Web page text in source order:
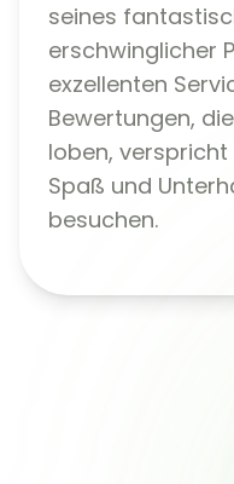
seines
erschwinglicher
exzellenten
Bewertungen,
loben,
Spaß und
besuchen.